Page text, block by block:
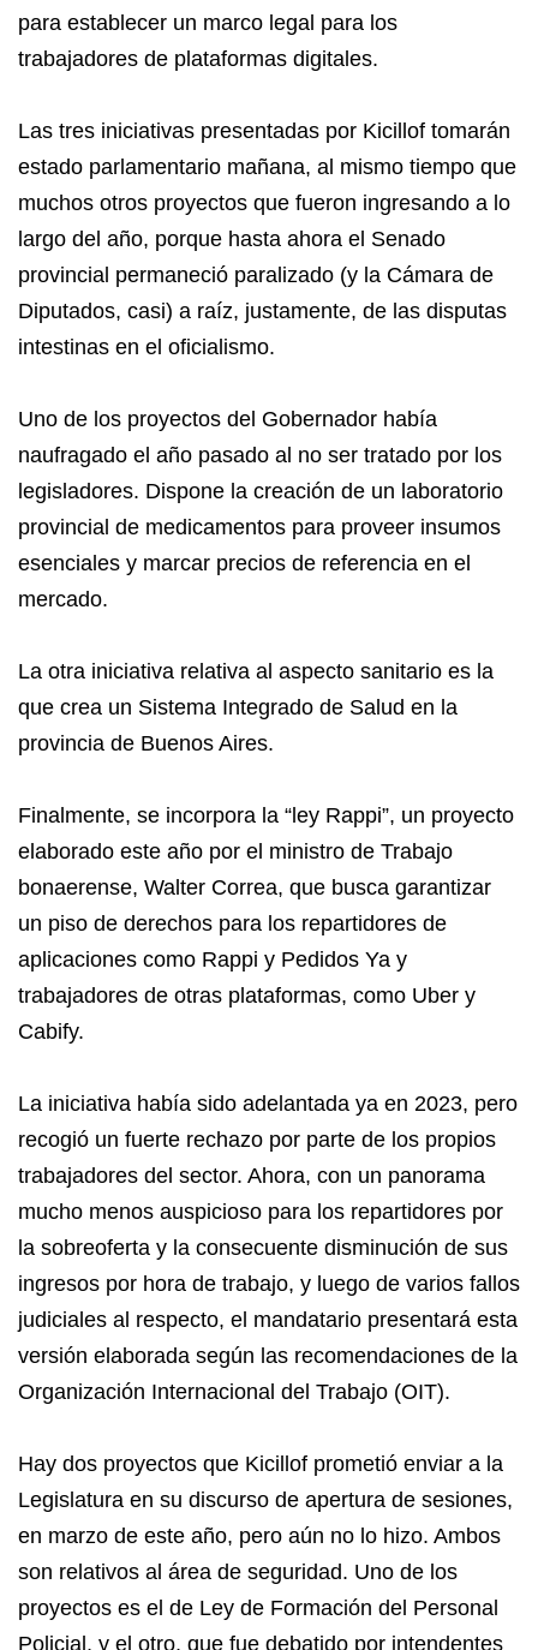
para establecer un marco legal para los
trabajadores de plataformas digitales.
Las tres iniciativas presentadas por Kicillof tomarán
estado parlamentario mañana, al mismo tiempo que
muchos otros proyectos que fueron ingresando a lo
largo del año, porque hasta ahora el Senado
provincial permaneció paralizado (y la Cámara de
Diputados, casi) a raíz, justamente, de las disputas
intestinas en el oficialismo.
Uno de los proyectos del Gobernador había
naufragado el año pasado al no ser tratado por los
legisladores. Dispone la creación de un laboratorio
provincial de medicamentos para proveer insumos
esenciales y marcar precios de referencia en el
mercado.
La otra iniciativa relativa al aspecto sanitario es la
que crea un Sistema Integrado de Salud en la
provincia de Buenos Aires.
Finalmente, se incorpora la “ley Rappi”, un proyecto
elaborado este año por el ministro de Trabajo
bonaerense, Walter Correa, que busca garantizar
un piso de derechos para los repartidores de
aplicaciones como Rappi y Pedidos Ya y
trabajadores de otras plataformas, como Uber y
Cabify.
La iniciativa había sido adelantada ya en 2023, pero
recogió un fuerte rechazo por parte de los propios
trabajadores del sector. Ahora, con un panorama
mucho menos auspicioso para los repartidores por
la sobreoferta y la consecuente disminución de sus
ingresos por hora de trabajo, y luego de varios fallos
judiciales al respecto, el mandatario presentará esta
versión elaborada según las recomendaciones de la
Organización Internacional del Trabajo (OIT).
Hay dos proyectos que Kicillof prometió enviar a la
Legislatura en su discurso de apertura de sesiones,
en marzo de este año, pero aún no lo hizo. Ambos
son relativos al área de seguridad. Uno de los
proyectos es el de Ley de Formación del Personal
Policial, y el otro, que fue debatido por intendentes